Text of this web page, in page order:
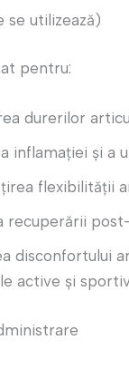
se utilizează)
pentru:
durerilor
inflamației și a
flexibilității
recuperării
disconfortului
active și